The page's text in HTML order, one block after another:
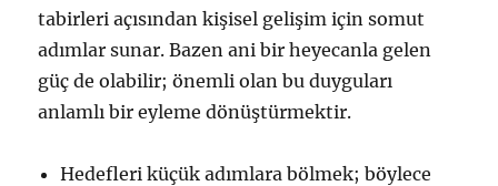
tabirleri açısından kişisel gelişim için somut
adımlar sunar. Bazen ani bir heyecanla gelen
güç de olabilir; önemli olan bu duyguları
anlamlı bir eyleme dönüştürmektir.
Hedefleri küçük adımlara bölmek; böylece